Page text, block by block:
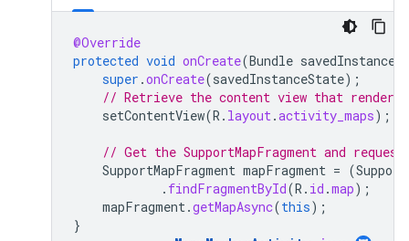
@Override
protected void onCreate(Bundle
super .onCreate(savedInstanceState);
// Retrieve the content view that renders
setContentView(R . layout.activity_maps);
// Get the SupportMapFragment and
SupportMapFragment mapFragment = (
. findFragmentById(R . id .map);
mapFragment.getMapAsync(this);
}